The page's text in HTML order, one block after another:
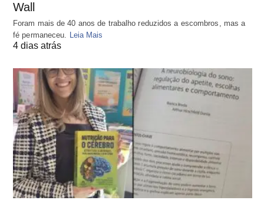
Wall
Foram mais de 40 anos de trabalho reduzidos a escombros, mas a
fé permaneceu. Leia Mais
4 dias atrás